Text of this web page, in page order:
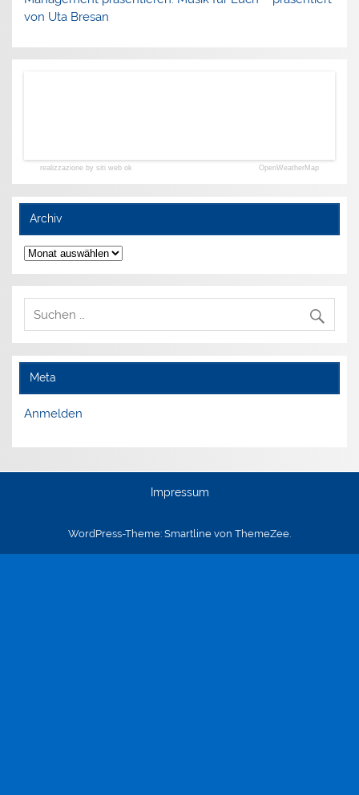
von Uta Bresan
realizzazione by siti web ok OpenWeatherMap
Archiv
Archiv
Meta
Anmelden
Impressum
WordPress-Theme: Smartline von ThemeZee.